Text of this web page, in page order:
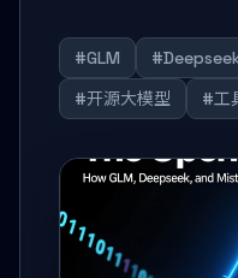
#GLM
#开源大模型
#工